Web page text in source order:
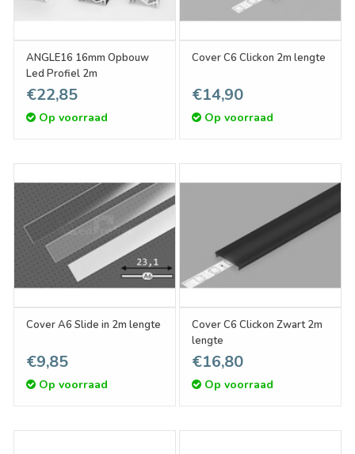
ANGLE16 16mm Opbouw
Led Profiel 2m
€22,85
Op voorraad
Cover C6 Clickon 2m lengte
€14,90
Op voorraad
Cover A6 Slide in 2m lengte
€9,85
Op voorraad
Cover C6 Clickon Zwart 2m
lengte
€16,80
Op voorraad